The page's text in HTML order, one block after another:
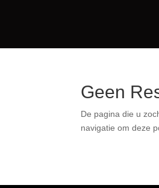
Geen
De pagina die u
navigatie om deze